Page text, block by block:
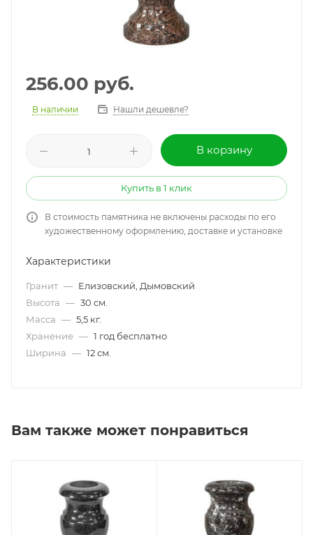
256.00 руб.
В наличии Нашли дешевле?
В корзину
Купить в 1 клик
В стоимость памятника не включены расходы по его
художественному оформлению, доставке и установке
Характеристики
Гранит — Елизовский, Дымовский
Высота — 30 см.
Масса — 5,5 кг.
Хранение — 1 год бесплатно
Ширина — 12 см.
Вам также может понравиться